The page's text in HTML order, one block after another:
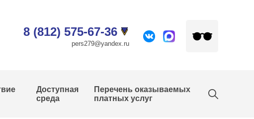
8 (812) 575-67-36
pers279@yandex.ru
Доступная
среда
Перечень оказываемых
платных услуг